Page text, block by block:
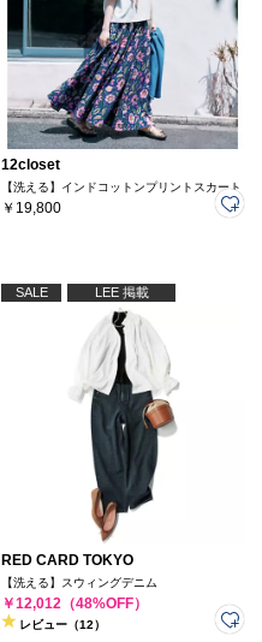
12closet
【洗える】インドコットンプリントスカート
￥19,800
SALE LEE 掲載
RED CARD TOKYO
【洗える】スウィングデニム
￥12,012（48%OFF）
レビュー（12）